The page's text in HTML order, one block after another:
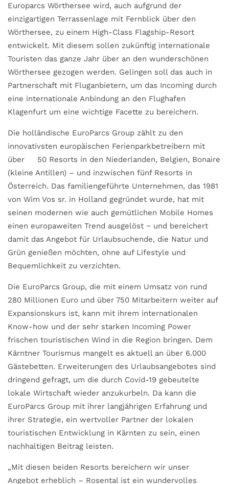
Europarcs Wörthersee wird, auch aufgrund der
einzigartigen Terrassenlage mit Fernblick über den
Wörthersee, zu einem High-Class Flagship-Resort
entwickelt. Mit diesem sollen zukünftig internationale
Touristen das ganze Jahr über an den wunderschönen
Wörthersee gezogen werden. Gelingen soll das auch in
Partnerschaft mit Fluganbietern, um das Incoming durch
eine internationale Anbindung an den Flughafen
Klagenfurt um eine wichtige Facette zu bereichern.
Die holländische EuroParcs Group zählt zu den
innovativsten europäischen Ferienparkbetreibern mit
über 50 Resorts in den Niederlanden, Belgien, Bonaire
(kleine Antillen) – und inzwischen fünf Resorts in
Österreich. Das familiengeführte Unternehmen, das 1981
von Wim Vos sr. in Holland gegründet wurde, hat mit
seinen modernen wie auch gemütlichen Mobile Homes
einen europaweiten Trend ausgelöst − und bereichert
damit das Angebot für Urlaubsuchende, die Natur und
Grün genießen möchten, ohne auf Lifestyle und
Bequemlichkeit zu verzichten.
Die EuroParcs Group, die mit einem Umsatz von rund
280 Millionen Euro und über 750 Mitarbeitern weiter auf
Expansionskurs ist, kann mit ihrem internationalen
Know-how und der sehr starken Incoming Power
frischen touristischen Wind in die Region bringen. Dem
Kärntner Tourismus mangelt es aktuell an über 6.000
Gästebetten. Erweiterungen des Urlaubsangebotes sind
dringend gefragt, um die durch Covid-19 gebeutelte
lokale Wirtschaft wieder anzukurbeln. Da kann die
EuroParcs Group mit ihrer langjährigen Erfahrung und
ihrer Strategie, ein wertvoller Partner der lokalen
touristischen Entwicklung in Kärnten zu sein, einen
nachhaltigen Beitrag leisten.
„Mit diesen beiden Resorts bereichern wir unser
Angebot erheblich – Rosental ist ein wundervolles